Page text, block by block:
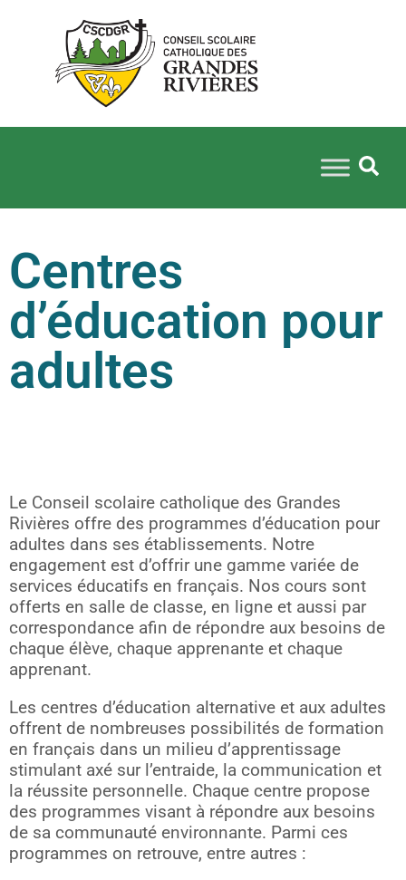
Centres
d’éducation pour
adultes
Le Conseil scolaire catholique des Grandes
Rivières offre des programmes d’éducation pour
adultes dans ses établissements. Notre
engagement est d’offrir une gamme variée de
services éducatifs en français. Nos cours sont
offerts en salle de classe, en ligne et aussi par
correspondance afin de répondre aux besoins de
chaque élève, chaque apprenante et chaque
apprenant.
Les centres d’éducation alternative et aux adultes
offrent de nombreuses possibilités de formation
en français dans un milieu d’apprentissage
stimulant axé sur l’entraide, la communication et
la réussite personnelle. Chaque centre propose
des programmes visant à répondre aux besoins
de sa communauté environnante. Parmi ces
programmes on retrouve, entre autres :